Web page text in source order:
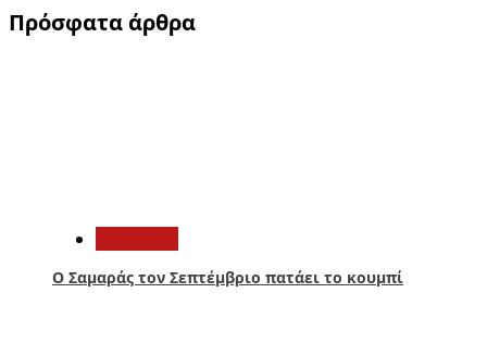
Πρόσφατα άρθρα
Ο Σαμαράς τον Σεπτέμβριο πατάει το κουμπί